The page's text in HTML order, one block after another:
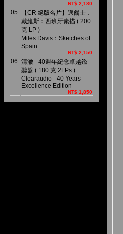
NT$ 2,180
05.
【CR 絕版名片】邁爾士．
戴維斯︰西班牙素描 ( 200
克 LP )
Miles Davis：Sketches of
Spain
NT$ 2,150
06. 清澈 - 40週年紀念卓越鑑
聽盤 ( 180 克 2LPs )
Clearaudio - 40 Years
Excellence Edition
NT$ 1,850